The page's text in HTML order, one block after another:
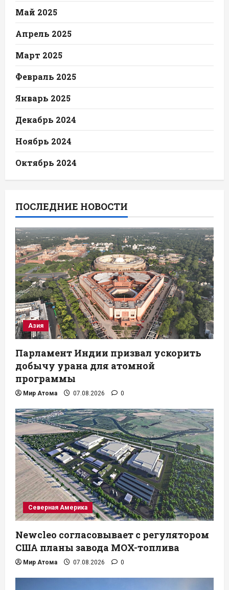
Май 2025
Апрель 2025
Март 2025
Февраль 2025
Январь 2025
Декабрь 2024
Ноябрь 2024
Октябрь 2024
ПОСЛЕДНИЕ НОВОСТИ
Азия
Парламент Индии призвал ускорить
добычу урана для атомной
программы
Мир Атома 07.08.2026 0
Северная Америка
Newcleo согласовывает с регулятором
США планы завода MOX-топлива
Мир Атома 07.08.2026 0